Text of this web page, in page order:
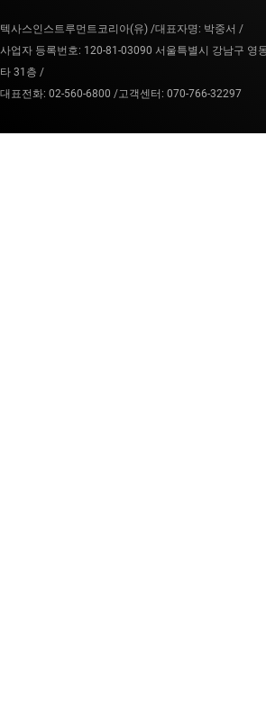
텍사스인스트루먼트코리아(유) /대표자명: 박중서 /
사업자 등록번호: 120-81-03090 서울특별시 강남구 영
타 31층 /
대표전화: 02-560-6800 /고객센터: 070-766-32297